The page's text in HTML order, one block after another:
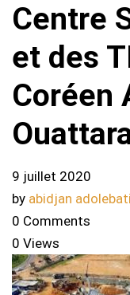
Centre
et des
Coréen
9 juillet 2020
by abidjan
0 Comments
0 Views